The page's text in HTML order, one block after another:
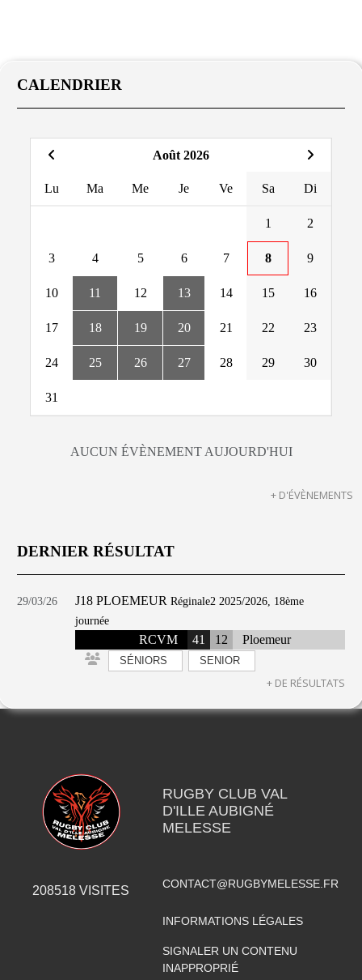
CALENDRIER
Août 2026
Lu Ma Me Je Ve Sa Di
1 2
3 4 5 6 7 8 9
10 11 12 13 14 15 16
17 18 19 20 21 22 23
24 25 26 27 28 29 30
31
AUCUN ÉVÈNEMENT AUJOURD'HUI
+ D'ÉVÈNEMENTS
DERNIER RÉSULTAT
29/03/26 J18 PLOEMEUR Réginale2 2025/2026, 18ème
journée
RCVM 41 12 Ploemeur
SÉNIORS SENIOR
+ DE RÉSULTATS
208518 VISITES
RUGBY CLUB VAL
D'ILLE AUBIGNÉ
MELESSE
CONTACT@RUGBYMELESSE.FR
INFORMATIONS LÉGALES
SIGNALER UN CONTENU
INAPPROPRIÉ